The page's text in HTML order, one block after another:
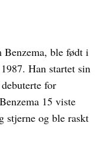
Benzema, ble født i
Han startet sin
for
15 viste
stjerne og ble raskt